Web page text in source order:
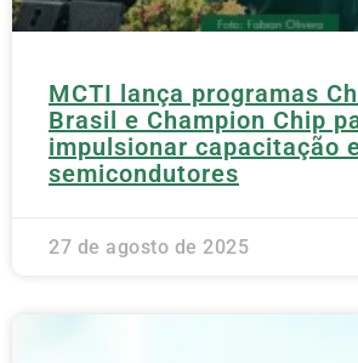
MCTI lança programas
Brasil e Champion Chip
impulsionar capacitação
semicondutores
27 de agosto de 2025